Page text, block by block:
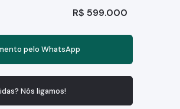
R$ 599.000
pelo WhatsApp
Nós ligamos!